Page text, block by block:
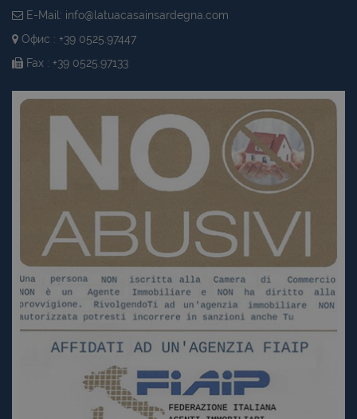
E-Mail: info@latuacasainsardegna.com
Офис : +39 0525.97447
Fax : +39 0525.97133